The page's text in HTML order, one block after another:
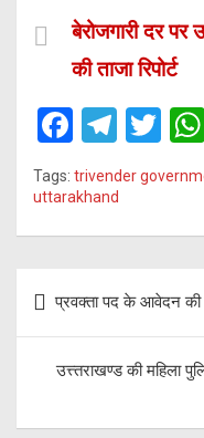
बेरोजगारी दर
की ताजा रिपोर्ट
F
a
ce
b
o
k
T
el
e
gr
m
T
tt
er
Tags: trivender
uttarakhand
navigation
प्रवक्ता पद के आवेदन
उत्त्तराखण्ड की महिला